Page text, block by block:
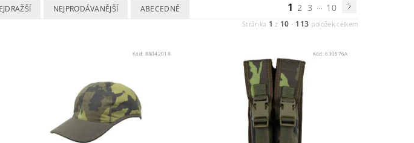
NEJPRODÁVANĚJŠÍ ABECEDNĚ 1 2 3 ... 10
Stránka 1 z 10 - 113 položek celkem
Kód: 88042018 Kód:630576A